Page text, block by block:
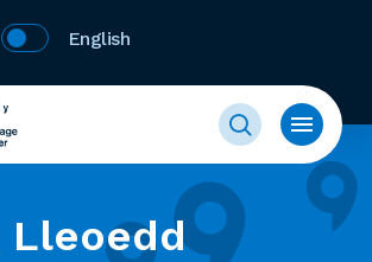
English
Lleoedd